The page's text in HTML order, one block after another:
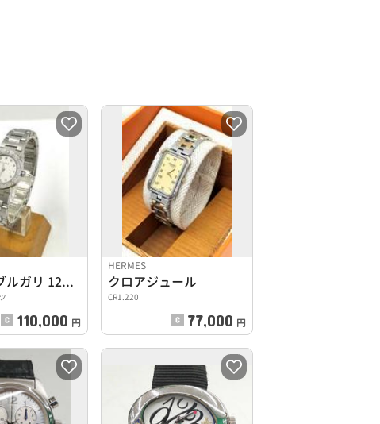
ブルガリブルガリ 12Pダイヤ
110,000 円
HERMES
クロアジュール
CR1.220
77,000 円